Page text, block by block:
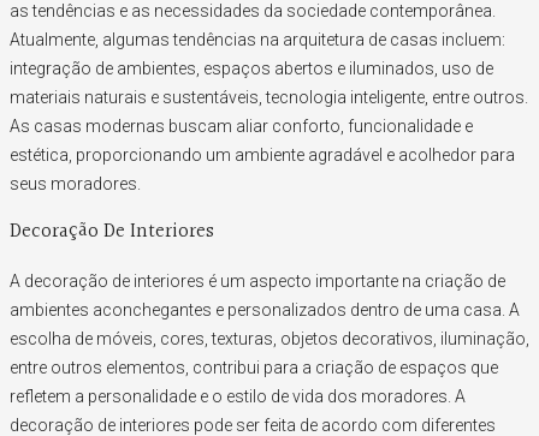
as tendências e as necessidades da sociedade contemporânea.
Atualmente, algumas tendências na arquitetura de casas incluem:
integração de ambientes, espaços abertos e iluminados, uso de
materiais naturais e sustentáveis, tecnologia inteligente, entre outros.
As casas modernas buscam aliar conforto, funcionalidade e
estética, proporcionando um ambiente agradável e acolhedor para
seus moradores.
Decoração De Interiores
A decoração de interiores é um aspecto importante na criação de
ambientes aconchegantes e personalizados dentro de uma casa. A
escolha de móveis, cores, texturas, objetos decorativos, iluminação,
entre outros elementos, contribui para a criação de espaços que
refletem a personalidade e o estilo de vida dos moradores. A
decoração de interiores pode ser feita de acordo com diferentes